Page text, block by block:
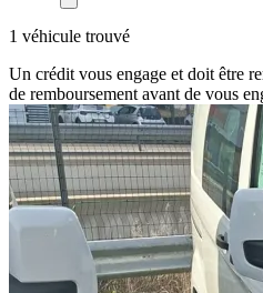
1 véhicule trouvé
Un crédit vous engage et doit être
de remboursement avant de vous